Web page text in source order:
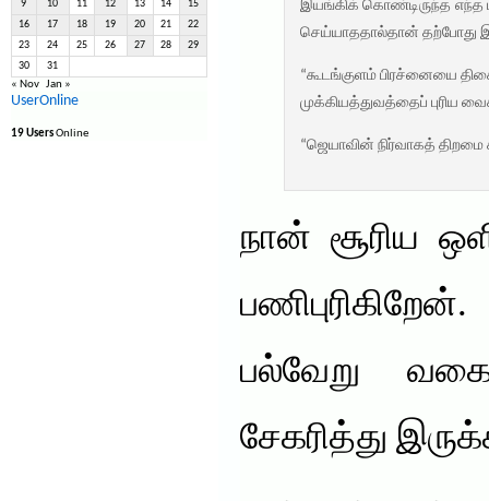
9 10 11 12 13 14 15
16 17 18 19 20 21 22
23 24 25 26 27 28 29
30 31
« Nov Jan »
UserOnline
19 UsersOnline
இயங்கிக் கொண்டிருந்த எந்த
செய்யாததால்தான் தற்போது
“கூடங்குளம் பிரச்னையை
முக்கியத்துவத்தைப் புரிய
“ஜெயாவின் நிர்வாகத் திறமை
நான் சூரிய
பல்வேறு
சேகரித்து